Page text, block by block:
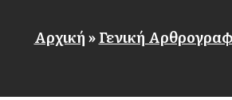
Αρχική»Γενική